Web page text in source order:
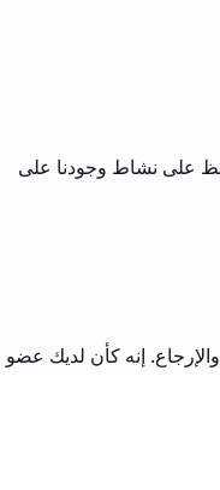
على نشاط وجودنا على
إنه كأن لديك عضو